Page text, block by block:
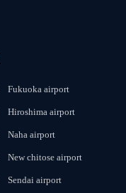
Fukuoka airport
Hiroshima airport
Naha airport
New chitose airport
Sendai airport